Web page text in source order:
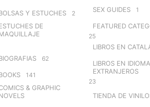
Y ESTUCHES 2
DE
62
141
& GRAPHIC
SEX GUIDES 1
FEATURED
25
LIBROS EN
LIBROS EN
EXTRANJEROS
23
TIENDA DE